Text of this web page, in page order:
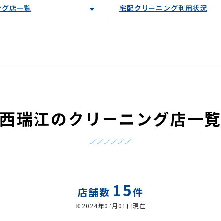
店一覧 宅配クリーニング利用状況
西瑞江のクリーニング店一覧
店舗数 15件
※2024年07月01日現在